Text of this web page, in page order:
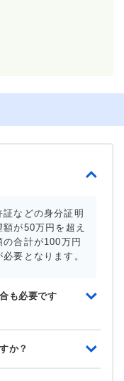
などの身分証明
が50万円を超え
の合計が100万円
要となります。
も必要です
か？